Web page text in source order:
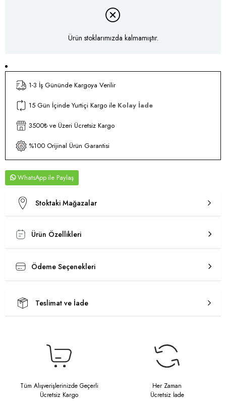
Ürün stoklarımızda kalmamıştır.
1-3 İş Gününde Kargoya Verilir
15 Gün İçinde Yurtiçi Kargo ile Kolay İade
3500₺ ve Üzeri Ücretsiz Kargo
%100 Orijinal Ürün Garantisi
WhatsApp
Stoktaki Mağazalar
Ürün Özellikleri
Ödeme Seçenekleri
Teslimat ve İade
Tüm Alışverişlerinizde Geçerli
Ücretsiz Kargo
Her Zaman
Ücretsiz İade